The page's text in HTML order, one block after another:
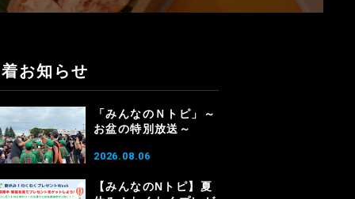
新着お知らせ
「みんなのＮトピ」～
お盆の特別放送～
2026.08.06
【みんなのNトピ】夏